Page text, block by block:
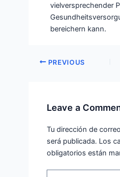
vielversprechender
bereichern kann.
PREVIOUS
Leave a
Tu dirección de
será publicada. Los
obligatorios están